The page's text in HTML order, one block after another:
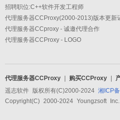
招聘职位:C++软件开发工程师
代理服务器CCProxy(2000-2013)版本更新
代理服务器CCproxy - 诚邀代理合作
代理服务器CCProxy - LOGO
代理服务器CCProxy 购买CCProxy
遥志软件 版权所有(C)2000-2024 湘ICP
Copyright(C) 2000-2024 Youngzsoft